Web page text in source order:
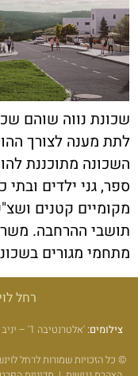
שכונת נווה שוהם
לתת מענה לצורך
ספר, גני ילדים
מקומיים קטנים
מתחמי מגורים
רחל
צילומים:
© כל הזכויות שמורות לרחל